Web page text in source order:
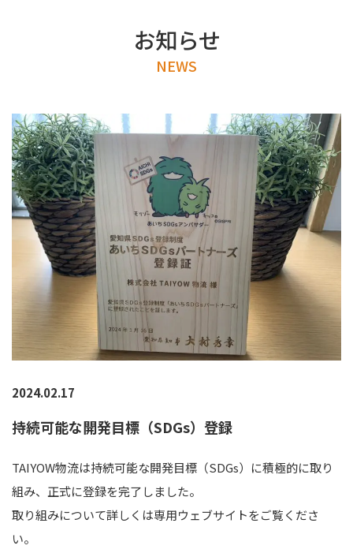
お知らせ
NEWS
2024.02.17
持続可能な開発目標（SDGs）登録
TAIYOW物流は持続可能な開発目標（SDGs）に積極的に取り
組み、正式に登録を完了しました。
取り組みについて詳しくは専用ウェブサイトをご覧くださ
い。